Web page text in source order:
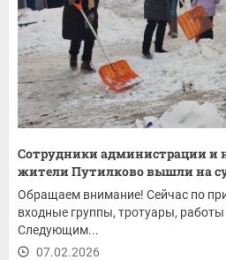
Сотрудники администрации и
жители Путилково вышли на
Обращаем внимание! Сейчас по
входные группы, тротуары, работы
Следующим...
07.02.2026